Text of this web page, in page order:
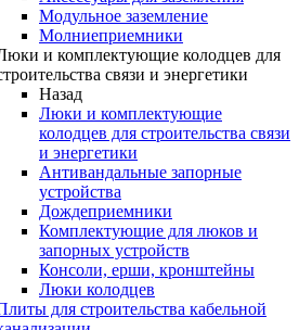
Модульное заземление
Молниеприемники
и комплектующие колодцев для
связи и энергетики
Назад
Люки и комплектующие
колодцев для строительства связи
и энергетики
Антивандальные запорные
устройства
Дождеприемники
Комплектующие для люков и
запорных устройств
Консоли, ерши, кронштейны
Люки колодцев
для строительства кабельной